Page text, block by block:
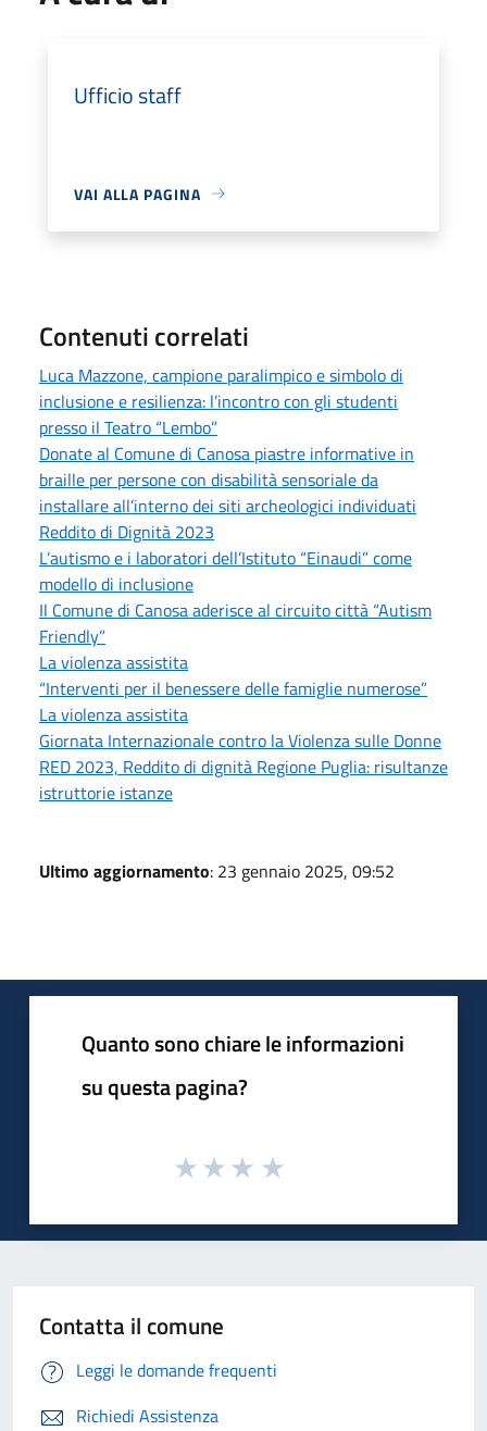
Ufficio staff
VAI ALLA PAGINA
Contenuti correlati
Luca Mazzone, campione paralimpico e simbolo di
inclusione e resilienza: l’incontro con gli studenti
presso il Teatro “Lembo”
Donate al Comune di Canosa piastre informative in
braille per persone con disabilità sensoriale da
installare all’interno dei siti archeologici individuati
Reddito di Dignità 2023
L’autismo e i laboratori dell’Istituto “Einaudi” come
modello di inclusione
Il Comune di Canosa aderisce al circuito città “Autism
Friendly”
La violenza assistita
“Interventi per il benessere delle famiglie numerose”
La violenza assistita
Giornata Internazionale contro la Violenza sulle Donne
RED 2023, Reddito di dignità Regione Puglia: risultanze
istruttorie istanze
Ultimo aggiornamento: 23 gennaio 2025, 09:52
Quanto sono chiare le informazioni
su questa pagina?
Contatta il comune
Leggi le domande frequenti
Richiedi Assistenza